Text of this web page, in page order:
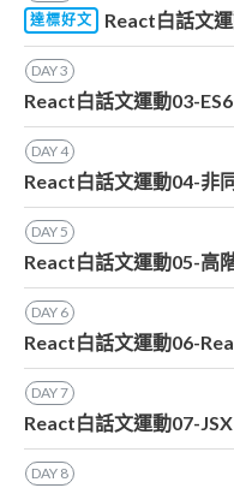
達標好文
React白話文運
DAY3
React白話文運動03-ES6
DAY4
React白話文運動04-非
DAY5
React白話文運動05-高
DAY 6
React白話文運動06-
DAY7
React白話文運動07-JSX
DAY 8